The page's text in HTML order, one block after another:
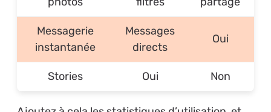
Messagerie
instantanée
Messages
directs
Oui
Stories Oui Non